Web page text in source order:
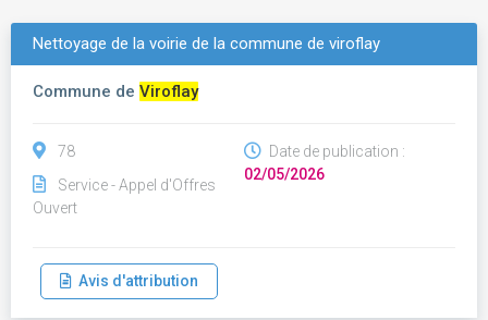
Nettoyage de la voirie de la commune de viroflay
Commune de Viroflay
78
Service - Appel d'Offres
Ouvert
Date de publication :
02/05/2026
Avis d'attribution